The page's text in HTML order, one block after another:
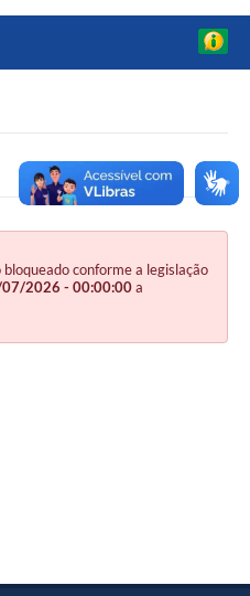
conforme a legislação
2026 - 00:00:00a